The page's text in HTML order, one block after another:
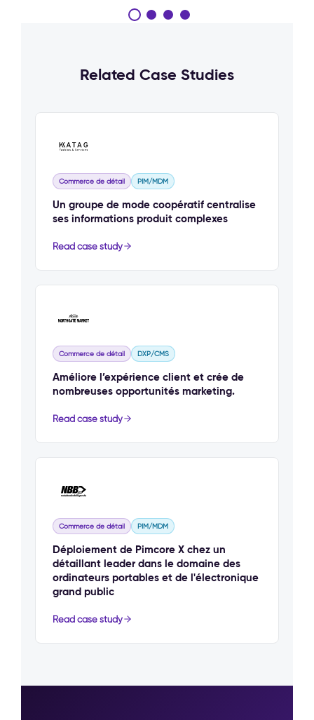
Related Case Studies
Commerce de détail PIM/MDM
Un groupe de mode coopératif centralise
ses informations produit complexes
Read case study
Commerce de détail DXP/CMS
Améliore l’expérience client et crée de
nombreuses opportunités marketing.
Read case study
Commerce de détail PIM/MDM
Déploiement de Pimcore X chez un
détaillant leader dans le domaine des
ordinateurs portables et de l'électronique
grand public
Read case study